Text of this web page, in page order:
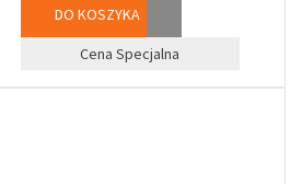
DO KOSZYKA
Cena Specjalna